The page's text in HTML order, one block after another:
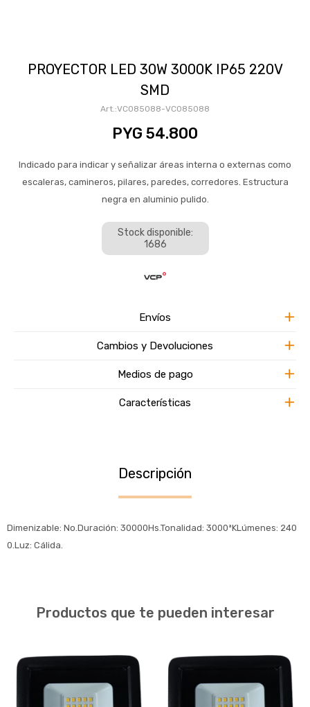
PROYECTOR LED 30W 3000K IP65 220V
SMD
VC085088-VC085088
PYG 54.800
Indicado para indicar y señalizar áreas interna o externas como
escaleras, camineros, pilares, paredes, corredores. Estructura
negra en aluminio pulido.
Stock disponible:
1686
Envíos
Cambios y Devoluciones
Medios de pago
Características
Descripción
Dimenizable: No.Duración: 30000Hs.Tonalidad: 3000ªKLúmenes: 240
0.Luz: Cálida.
Productos que te pueden interesar